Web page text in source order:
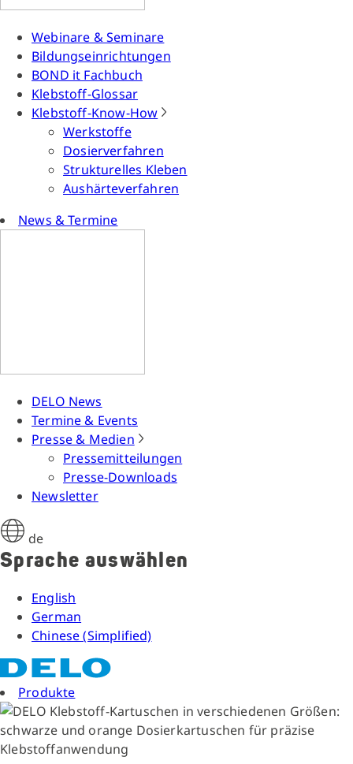
Webinare & Seminare
Bildungseinrichtungen
BOND it Fachbuch
Klebstoff-Glossar
Klebstoff-Know-How
Werkstoffe
Dosierverfahren
Strukturelles Kleben
Aushärteverfahren
News & Termine
DELO News
Termine & Events
Presse & Medien
Pressemitteilungen
Presse-Downloads
Newsletter
de
Sprache auswählen
English
German
Chinese (Simplified)
Produkte